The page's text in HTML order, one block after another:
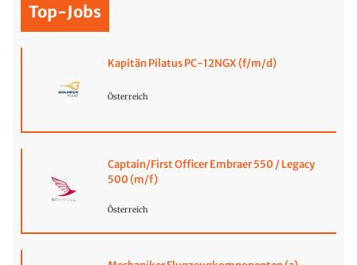
Top-Jobs
Kapitän Pilatus PC-12NGX (f/m/d)
Österreich
Captain/First Officer Embraer 550 / Legacy
500 (m/f)
Österreich